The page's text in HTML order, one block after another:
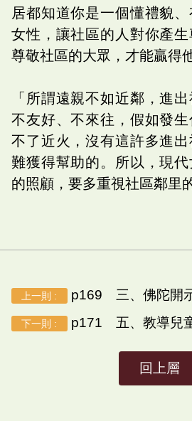
居都知道你是一個懂禮貌
女性，讓社區的人對你產
尊敬社區的大眾，才能贏得
「所謂遠親不如近鄰，進
不友好、不來往，假如發
不了近火，沒有這許多進
難獲得幫助的。所以，現
的照顧，要多重視社區鄰里
上一則 : p169 三、佛陀開
下一則 : p171 五、教導兒
回上層